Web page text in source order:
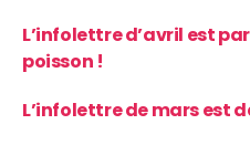
L’infolettre d’avril est
poisson !
L’infolettre de mars est